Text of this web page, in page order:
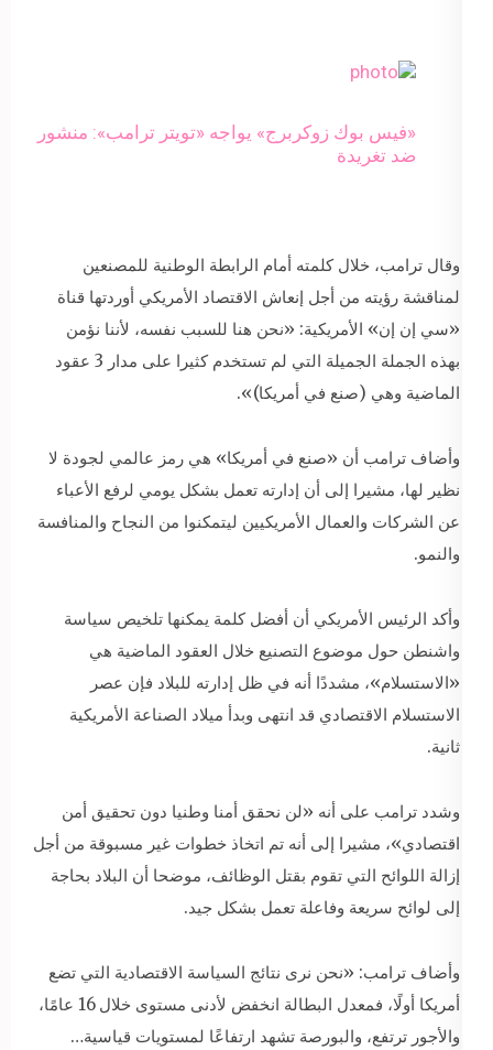
«فيس بوك زوكربرج» يواجه «تويتر ترامب»: منشور
ضد تغريدة
وقال ترامب، خلال كلمته أمام الرابطة الوطنية للمصنعين
لمناقشة رؤيته من أجل إنعاش الاقتصاد الأمريكي أوردتها قناة
«سي إن إن» الأمريكية: «نحن هنا للسبب نفسه، لأننا نؤمن
بهذه الجملة الجميلة التي لم تستخدم كثيرا على مدار 3 عقود
الماضية وهي (صنع في أمريكا)».
وأضاف ترامب أن «صنع في أمريكا» هي رمز عالمي لجودة لا
نظير لها، مشيرا إلى أن إدارته تعمل بشكل يومي لرفع الأعباء
عن الشركات والعمال الأمريكيين ليتمكنوا من النجاح والمنافسة
والنمو.
وأكد الرئيس الأمريكي أن أفضل كلمة يمكنها تلخيص سياسة
واشنطن حول موضوع التصنيع خلال العقود الماضية هي
«الاستسلام»، مشددًا أنه في ظل إدارته للبلاد فإن عصر
الاستسلام الاقتصادي قد انتهى وبدأ ميلاد الصناعة الأمريكية
ثانية.
وشدد ترامب على أنه «لن نحقق أمنا وطنيا دون تحقيق أمن
اقتصادي»، مشيرا إلى أنه تم اتخاذ خطوات غير مسبوقة من أجل
إزالة اللوائح التي تقوم بقتل الوظائف، موضحا أن البلاد بحاجة
إلى لوائح سريعة وفاعلة تعمل بشكل جيد.
وأضاف ترامب: «نحن نرى نتائج السياسة الاقتصادية التي تضع
أمريكا أولًا، فمعدل البطالة انخفض لأدنى مستوى خلال 16 عامًا،
والأجور ترتفع، والبورصة تشهد ارتفاعًا لمستويات قياسية…